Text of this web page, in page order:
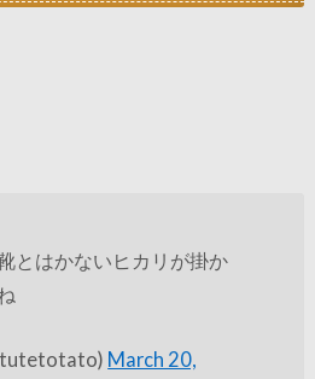
とはかないヒカリが掛か
March 20,